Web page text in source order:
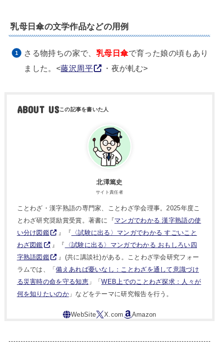
乳母日傘の文学作品などの用例
さる物持ちの家で、 乳母日傘で育った娘の頃もあり
ました。<藤沢周平 ・夜が軋む>
ABOUT US
北澤篤史
サイト責任者
ことわざ・漢字熟語の専門家、ことわざ学会理事。2025年度こ
とわざ研究奨励賞受賞。著書に『マンガでわかる 漢字熟語の使
い分け図鑑
』『 〈試験に出る〉マンガでわかる すごいこと
わざ図鑑
』『
〈試験に出る〉マンガでわかる おもしろい四
字熟語図鑑
』(共に講談社)がある。ことわざ学会研究フォー
ラムでは、「備えあれば憂いなし：ことわざを通して意識づけ
る災害時の命を守る知恵」「WEB上でのことわざ探求：人々が
何を知りたいのか」などをテーマに研究報告を行う。